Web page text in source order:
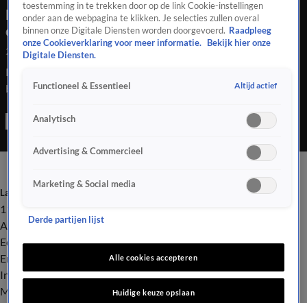
Film over Michael Jackson maakt veel los bij
critici
22 apr 2026, 23:45
De film over wijlen superster Michael Jackson maakt veel los
bij critici. Er zijn veel lage recensies.
Laatste nieuws
112
Advies & Tips
Economie
Entertainment
Infrastructuur
Milieu en Gezondheid
toestemming in te trekken door op de link Cookie-instellingen
onder aan de webpagina te klikken. Je selecties zullen overal
binnen onze Digitale Diensten worden doorgevoerd. Raadpleeg
onze Cookieverklaring voor meer informatie.
Bekijk hier onze
Digitale Diensten.
Functioneel & Essentieel Altijd actief
Analytisch
Advertising & Commercieel
Marketing & Social media
Derde partijen lijst
Alle cookies accepteren
Huidige keuze opslaan